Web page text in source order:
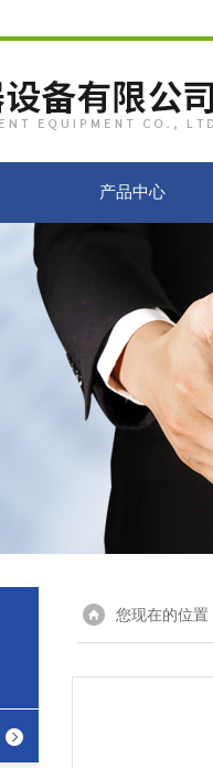
产品中心
您现在的位置